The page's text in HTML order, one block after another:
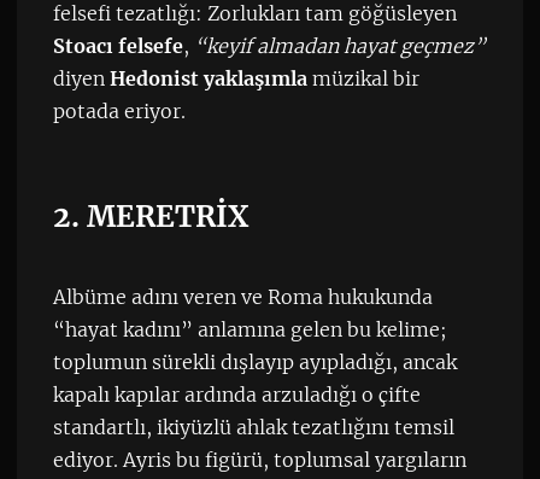
felsefi tezatlığı: Zorlukları tam göğüsleyen
Stoacı felsefe, “keyif almadan hayat geçmez”
diyen Hedonist yaklaşımlamüzikal bir
potada eriyor.
2. MERETRİX
Albüme adını veren ve Roma hukukunda
“hayat kadını” anlamına gelen bu kelime;
toplumun sürekli dışlayıp ayıpladığı, ancak
kapalı kapılar ardında arzuladığı o çifte
standartlı, ikiyüzlü ahlak tezatlığını temsil
ediyor. Ayris bu figürü, toplumsal yargıların